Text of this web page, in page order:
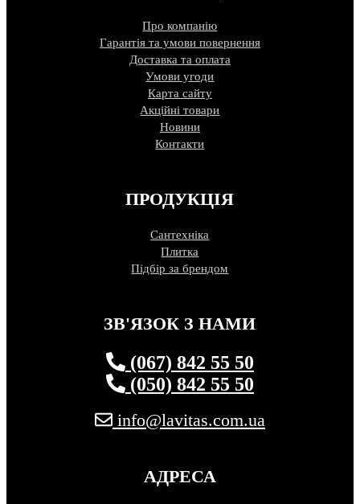
Про компанію
Гарантія та умови повернення
Доставка та оплата
Умови угоди
Карта сайту
Акційні товари
Новини
Контакти
ПРОДУКЦІЯ
Сантехніка
Плитка
Підбір за брендом
ЗВ'ЯЗОК З НАМИ
(067) 842 55 50
(050) 842 55 50
info@lavitas.com.ua
АДРЕСА